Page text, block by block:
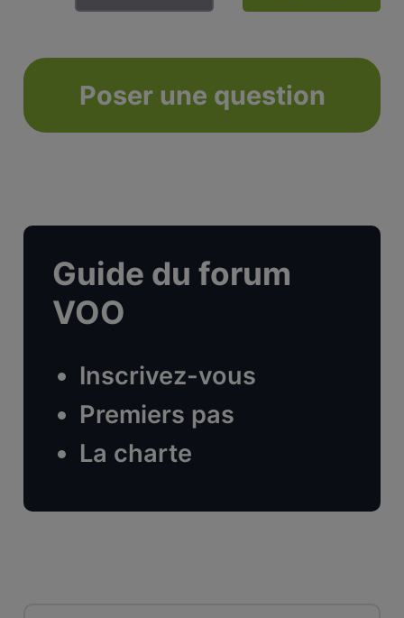
Poser une question
Guide du forum
VOO
Inscrivez-vous
Premiers pas
La charte